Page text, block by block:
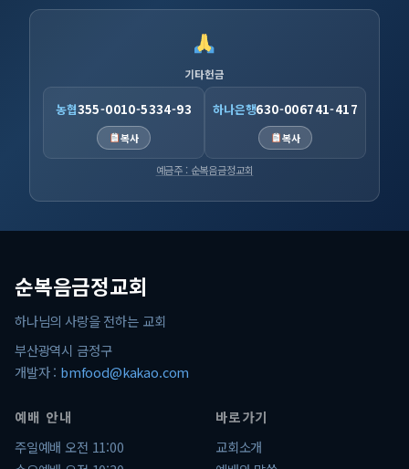
기타헌금
농협355-0010-5334-93
복사
하나은행630-006741-417
복사
예금주 : 순복음금정교회
순복음금정교회
하나님의 사랑을 전하는 교회
부산광역시 금정구
개발자 : bmfood@kakao.com
예배 안내
주일예배 오전 11:00
바로가기
교회소개